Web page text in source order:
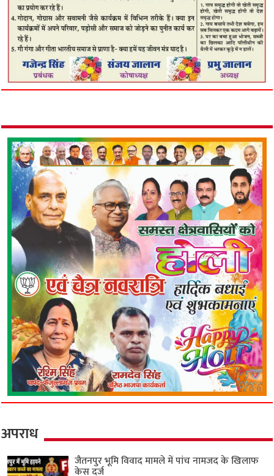
अपराध
जैतनपुर भूमि विवाद मामले में पांच नामजद के खिलाफ
केस दर्ज